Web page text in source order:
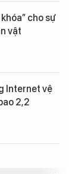
cho sự
vật
Internet vệ
2,2